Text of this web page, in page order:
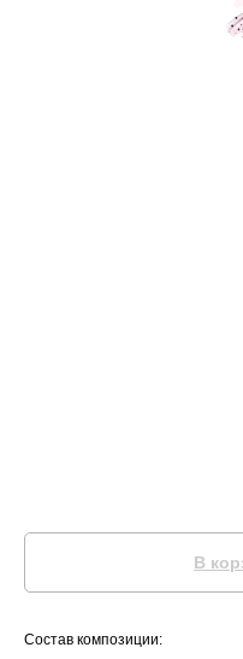
В
Состав композиции: